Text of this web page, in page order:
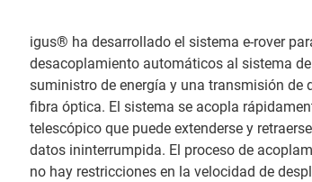
igus® ha desarrollado el sistema e-rover
desacoplamiento automáticos al sistema
suministro de energía y una transmisión de
fibra óptica. El sistema se acopla
telescópico que puede extenderse y
datos ininterrumpida. El proceso de
no hay restricciones en la velocidad de